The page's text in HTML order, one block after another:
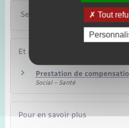
Services en ligne et
Et aussi
Prestation de
Social – Santé
Pour en savoir plus
Tout